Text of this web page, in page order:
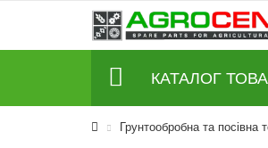
КАТАЛОГ
Грунтообробна та посівна